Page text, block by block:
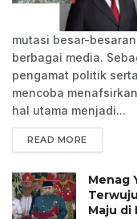
mutasi besar-
berbagai media.
pengamat politik
mencoba
hal utama menjadi...
READ MORE
Menag
Maju di